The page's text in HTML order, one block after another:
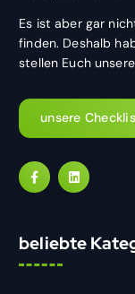
Es ist aber gar
finden. Deshalb
stellen Euch
unsere
beliebte